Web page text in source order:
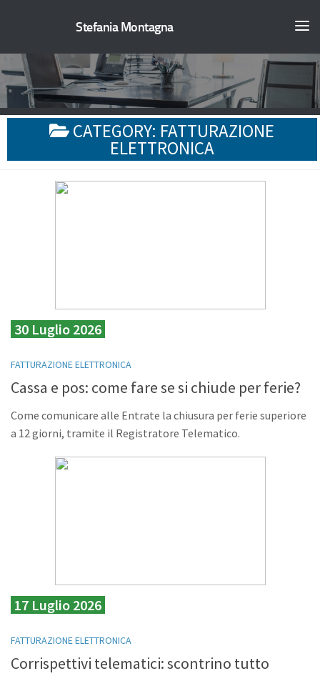
Stefania Montagna
CATEGORY: FATTURAZIONE
ELETTRONICA
30 Luglio 2026
FATTURAZIONE ELETTRONICA
Cassa e pos: come fare se si chiude per ferie?
Come comunicare alle Entrate la chiusura per ferie superiore
a 12 giorni, tramite il Registratore Telematico.
17 Luglio 2026
FATTURAZIONE ELETTRONICA
Corrispettivi telematici: scontrino tutto